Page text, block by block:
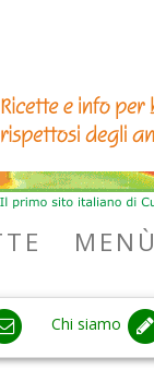
MENÙ
Chi siamo